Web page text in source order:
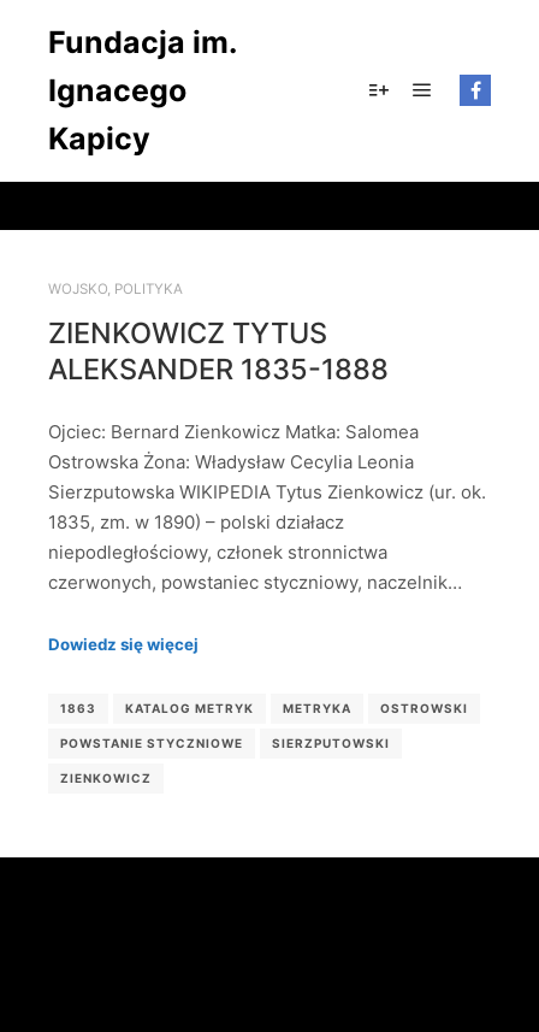
Fundacja im.
Ignacego
Kapicy
WOJSKO, POLITYKA
ZIENKOWICZ TYTUS
ALEKSANDER 1835-1888
Ojciec: Bernard Zienkowicz Matka: Salomea
Ostrowska Żona: Władysław Cecylia Leonia
Sierzputowska WIKIPEDIA Tytus Zienkowicz (ur. ok.
1835, zm. w 1890) – polski działacz
niepodległościowy, członek stronnictwa
czerwonych, powstaniec styczniowy, naczelnik…
Dowiedz się więcej
1863 KATALOG METRYK METRYKA OSTROWSKI
POWSTANIE STYCZNIOWE SIERZPUTOWSKI
ZIENKOWICZ